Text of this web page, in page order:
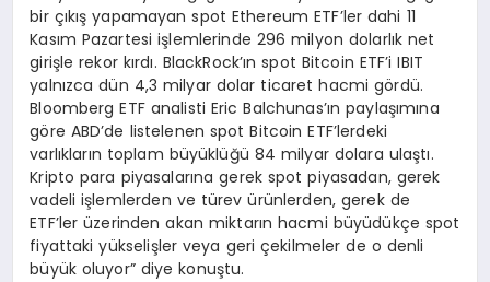
bir çıkış yapamayan spot Ethereum ETF’ler dahi 11
Kasım Pazartesi işlemlerinde 296 milyon dolarlık net
girişle rekor kırdı. BlackRock’ın spot Bitcoin ETF’i IBIT
yalnızca dün 4,3 milyar dolar ticaret hacmi gördü.
Bloomberg ETF analisti Eric Balchunas’ın paylaşımına
göre ABD’de listelenen spot Bitcoin ETF’lerdeki
varlıkların toplam büyüklüğü 84 milyar dolara ulaştı.
Kripto para piyasalarına gerek spot piyasadan, gerek
vadeli işlemlerden ve türev ürünlerden, gerek de
ETF’ler üzerinden akan miktarın hacmi büyüdükçe spot
fiyattaki yükselişler veya geri çekilmeler de o denli
büyük oluyor” diye konuştu.